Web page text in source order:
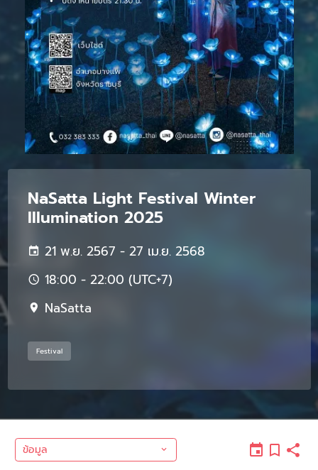
NaSatta Light Festival Winter
Illumination 2025
21 พ.ย. 2567 - 27 เม.ย. 2568
18:00 - 22:00 (UTC+7)
NaSatta
Festival
ข้อมูล